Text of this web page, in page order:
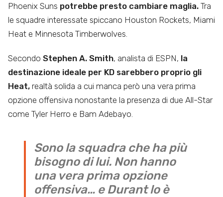
Phoenix Suns potrebbe presto cambiare maglia. Tra
le squadre interessate spiccano Houston Rockets, Miami
Heat e Minnesota Timberwolves.
Secondo Stephen A. Smith, analista di ESPN, la
destinazione ideale per KD sarebbero proprio gli
Heat, realtà solida a cui manca però una vera prima
opzione offensiva nonostante la presenza di due All-Star
come Tyler Herro e Bam Adebayo.
Sono la squadra che ha più
bisogno di lui. Non hanno
una vera prima opzione
offensiva… e Durant lo è